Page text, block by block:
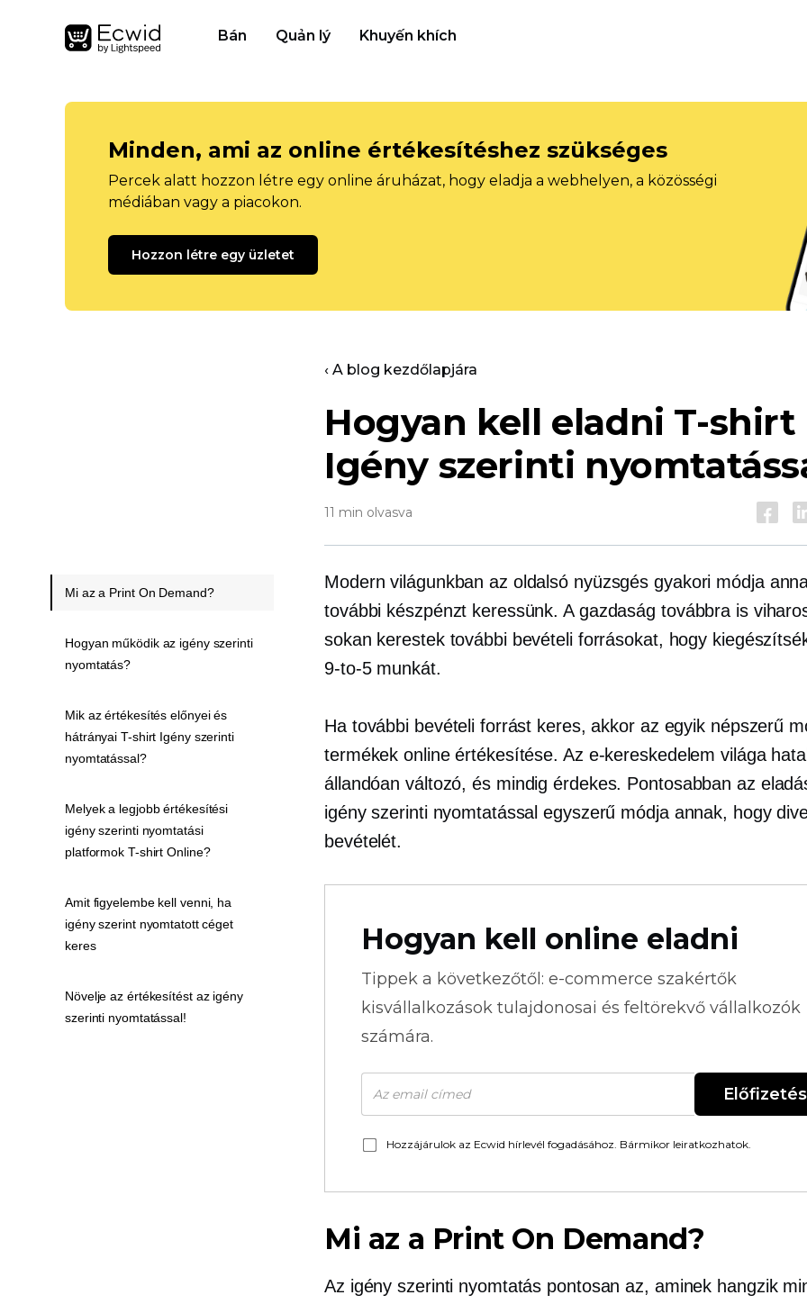
Bán Quản lý Khuyến khích
Minden, ami az online értékesítéshez szükséges
Percek alatt hozzon létre egy online áruházat, hogy eladja a webhelyen, a közösségi
médiában vagy a piacokon.
Hozzon létre egy üzletet
‹ A blog kezdőlapjára
Hogyan kell eladni T-shirt
Igény szerinti
11 min olvasva
Modern világunkban az oldalsó nyüzsgés gyakori módja
további készpénzt keressünk. A gazdaság továbbra is
sokan kerestek további bevételi forrásokat, hogy
9-to-5munkát.
Ha további bevételi forrást keres, akkor az egyik népszerű
termékek online értékesítése. Az e-kereskedelem világa
állandóan változó, és mindig érdekes. Pontosabban az
igény szerinti nyomtatással egyszerű módja annak, hogy
bevételét.
Hogyan kell online eladni
Tippek a következőtől: e-commerce szakértők
kisvállalkozások tulajdonosai és feltörekvő vállalkozók
számára.
Előfizetés
Hozzájárulok az Ecwid hírlevél fogadásához. Bármikor leiratkozhatok.
Mi az a Print On Demand?
Az igény szerinti nyomtatás pontosan az, aminek hangzik
Mi az a Print On Demand?
Hogyan működik az igény szerinti
nyomtatás?
Mik az értékesítés előnyei és
hátrányai T-shirt Igény szerinti
nyomtatással?
Melyek a legjobb értékesítési
igény szerinti nyomtatási
platformok T-shirt Online?
Amit figyelembe kell venni, ha
igény szerint nyomtatott céget
keres
Növelje az értékesítést az igény
szerinti nyomtatással!